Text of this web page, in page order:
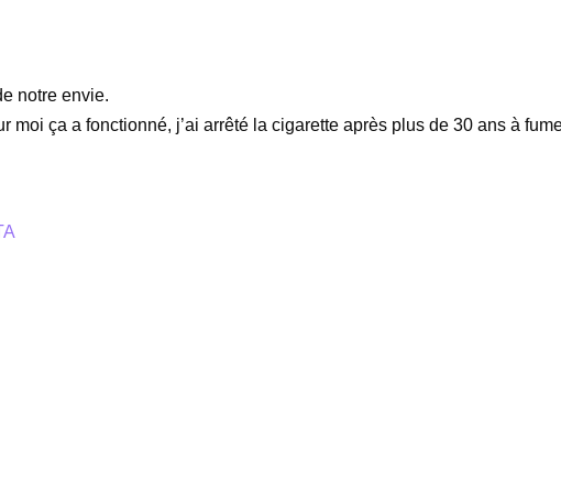
notre envie.
moi ça a fonctionné, j’ai arrêté la cigarette après plus de 30 ans à